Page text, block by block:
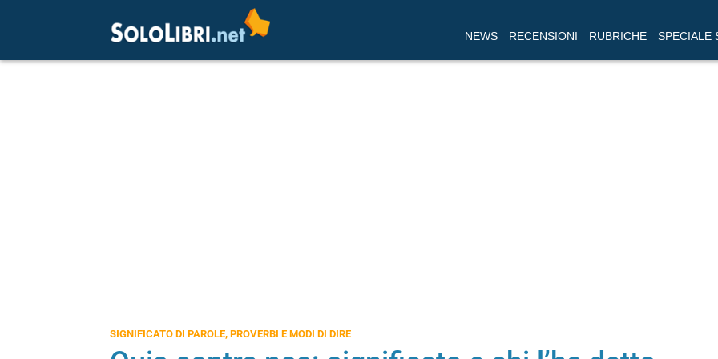
NEWS RECENSIONI RUBRICHE SPECIALE
SIGNIFICATO DI PAROLE, PROVERBI E MODI DI DIRE